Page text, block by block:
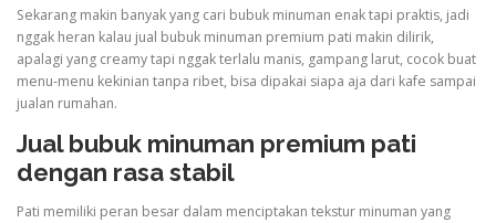
Sekarang makin banyak yang cari bubuk minuman enak tapi praktis, jadi
nggak heran kalau jual bubuk minuman premium pati makin dilirik,
apalagi yang creamy tapi nggak terlalu manis, gampang larut, cocok buat
menu-menu kekinian tanpa ribet, bisa dipakai siapa aja dari kafe sampai
jualan rumahan.
Jual bubuk minuman premium pati
dengan rasa stabil
Pati memiliki peran besar dalam menciptakan tekstur minuman yang